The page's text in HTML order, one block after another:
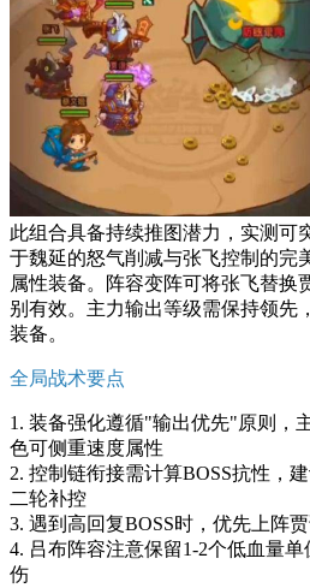
此组合具备持续推图潜力，实测可
于魏延的怒气削减与张飞控制的完
属性装备。阵容变阵可将张飞替换
别有效。主力输出等级需保持领先
装备。
全局战术要点
1. 装备强化遵循"输出优先"原则，
色可侧重速度属性
2. 控制链衔接需计算BOSS抗性，
二轮补控
3. 遇到高回复BOSS时，优先上阵
4. 吕布阵容注意保留1-2个低血量
伤